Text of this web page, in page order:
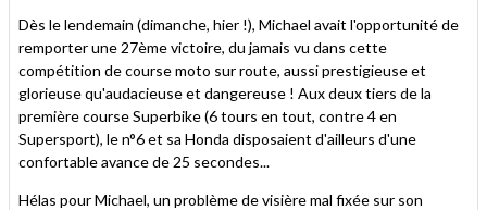
Dès le lendemain (dimanche, hier !), Michael avait l'opportunité de
remporter une 27ème victoire, du jamais vu dans cette
compétition de course moto sur route, aussi prestigieuse et
glorieuse qu'audacieuse et dangereuse ! Aux deux tiers de la
première course Superbike (6 tours en tout, contre 4 en
Supersport), le n°6 et sa Honda disposaient d'ailleurs d'une
confortable avance de 25 secondes...
Hélas pour Michael, un problème de visière mal fixée sur son